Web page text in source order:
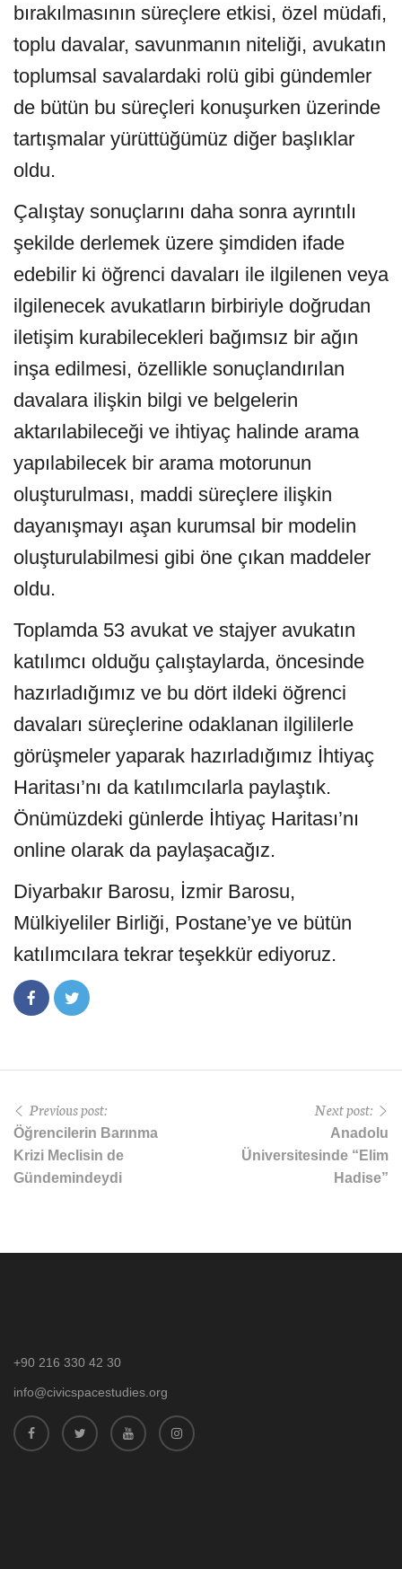
bırakılmasının süreçlere etkisi, özel müdafi,
toplu davalar, savunmanın niteliği, avukatın
toplumsal savalardaki rolü gibi gündemler
de bütün bu süreçleri konuşurken üzerinde
tartışmalar yürüttüğümüz diğer başlıklar
oldu.
Çalıştay sonuçlarını daha sonra ayrıntılı
şekilde derlemek üzere şimdiden ifade
edebilir ki öğrenci davaları ile ilgilenen veya
ilgilenecek avukatların birbiriyle doğrudan
iletişim kurabilecekleri bağımsız bir ağın
inşa edilmesi, özellikle sonuçlandırılan
davalara ilişkin bilgi ve belgelerin
aktarılabileceği ve ihtiyaç halinde arama
yapılabilecek bir arama motorunun
oluşturulması, maddi süreçlere ilişkin
dayanışmayı aşan kurumsal bir modelin
oluşturulabilmesi gibi öne çıkan maddeler
oldu.
Toplamda 53 avukat ve stajyer avukatın
katılımcı olduğu çalıştaylarda, öncesinde
hazırladığımız ve bu dört ildeki öğrenci
davaları süreçlerine odaklanan ilgililerle
görüşmeler yaparak hazırladığımız İhtiyaç
Haritası’nı da katılımcılarla paylaştık.
Önümüzdeki günlerde İhtiyaç Haritası’nı
online olarak da paylaşacağız.
Diyarbakır Barosu, İzmir Barosu,
Mülkiyeliler Birliği, Postane’ye ve bütün
katılımcılara tekrar teşekkür ediyoruz.
Previous post:
Öğrencilerin Barınma
Krizi Meclisin de
Gündemindeydi
Next post:
Anadolu
Üniversitesinde “Elim
Hadise”
+90 216 330 42 30
info@civicspacestudies.org